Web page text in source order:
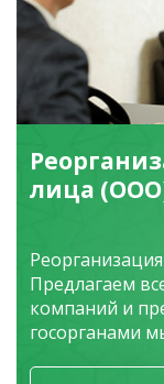
лица
Предлагаем
компаний и
госорганами